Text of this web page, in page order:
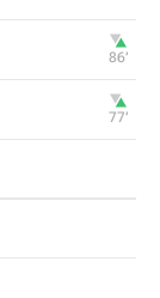
86‎’‎
77‎’‎